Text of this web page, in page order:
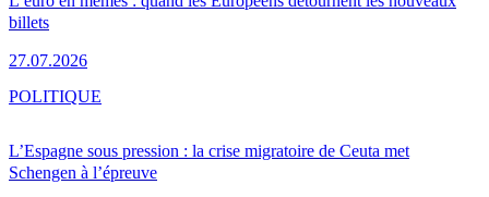
billets
27.07.2026
L’Espagne sous pression : la crise migratoire de Ceuta met
Schengen à l’épreuve
POLITIQUE